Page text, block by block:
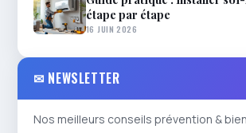
étape par étape
16 JUIN 2026
✉ NEWSLETTER
Nos meilleurs conseils prévention &